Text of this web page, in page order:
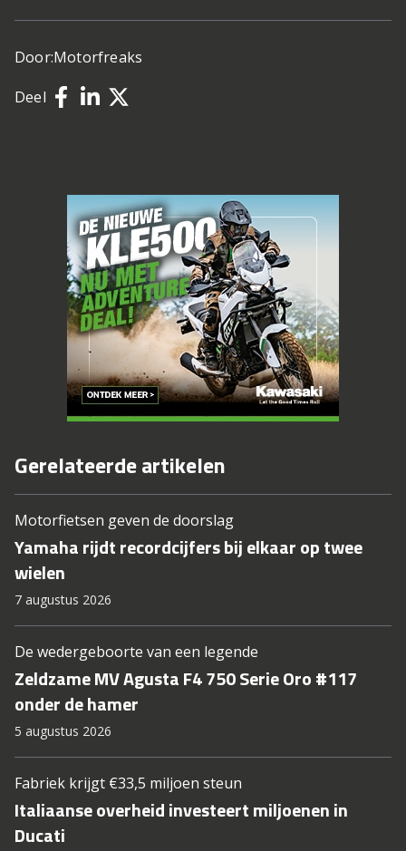
Door:Motorfreaks
Deel
Gerelateerde artikelen
Motorfietsen geven de doorslag
Yamaha rijdt recordcijfers bij elkaar op twee
wielen
7 augustus 2026
De wedergeboorte van een legende
Zeldzame MV Agusta F4 750 Serie Oro #117
onder de hamer
5 augustus 2026
Fabriek krijgt €33,5 miljoen steun
Italiaanse overheid investeert miljoenen in
Ducati